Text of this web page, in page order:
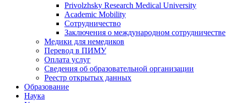
Privolzhsky Research Medical University
Academic Mobility
Сотрудничество
Заключения о международном сотрудничестве
Медики для немедиков
Перевод в ПИМУ
Оплата услуг
Сведения об образовательной организации
Реестр открытых данных
Образование
Наука